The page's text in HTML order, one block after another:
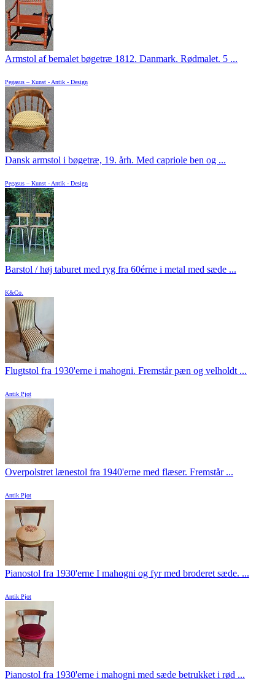
Armstol af bemalet bøgetræ 1812. Danmark. Rødmalet. 5 ...
Pegasus – Kunst - Antik - Design
Dansk armstol i bøgetræ, 19. årh. Med capriole ben og ...
Pegasus – Kunst - Antik - Design
Barstol / høj taburet med ryg fra 60érne i metal med sæde ...
K&Co.
Flugtstol fra 1930'erne i mahogni. Fremstår pæn og velholdt ...
Antik Pjot
Overpolstret lænestol fra 1940'erne med flæser. Fremstår ...
Antik Pjot
Pianostol fra 1930'erne I mahogni og fyr med broderet sæde. ...
Antik Pjot
Pianostol fra 1930'erne i mahogni med sæde betrukket i rød ...